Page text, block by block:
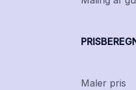
Maler pris